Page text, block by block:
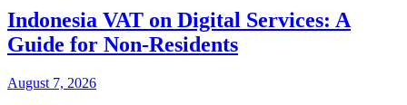
Indonesia VAT on Digital Services: A
Guide for Non-Residents
August 7, 2026